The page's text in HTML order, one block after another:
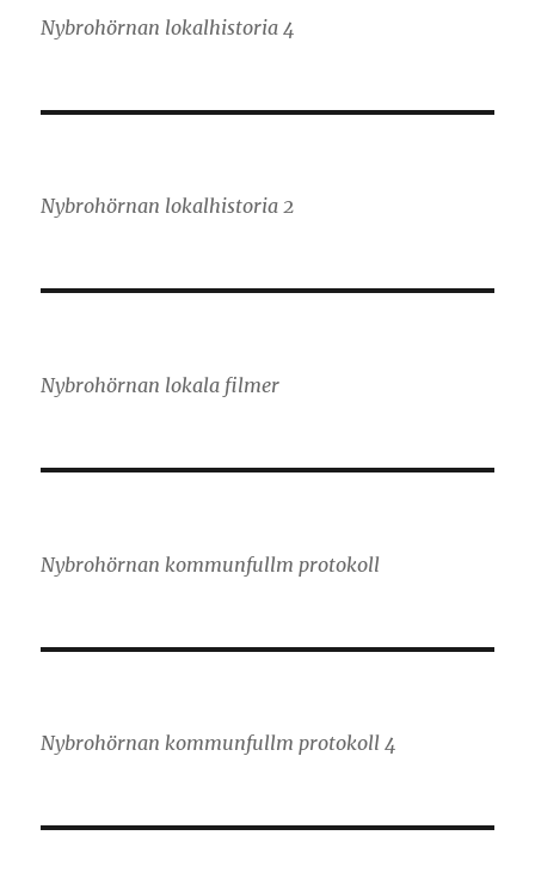
Nybrohörnan lokalhistoria 4
Nybrohörnan lokalhistoria 2
Nybrohörnan lokala filmer
Nybrohörnan kommunfullm protokoll
Nybrohörnan kommunfullm protokoll 4